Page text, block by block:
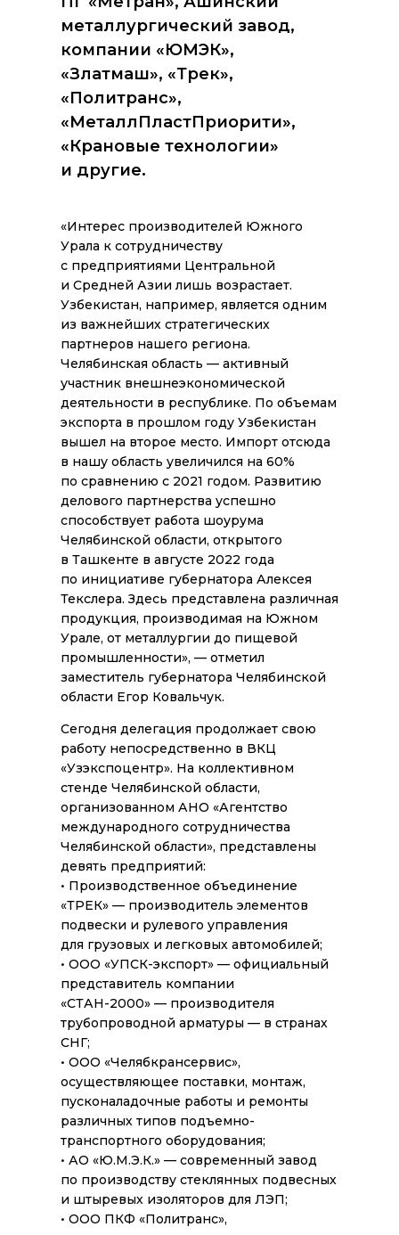
металлургический завод,
компании «ЮМЭК»,
«Златмаш», «Трек»,
«Политранс»,
«МеталлПластПриорити»,
«Крановые технологии»
и другие.
«Интерес производителей Южного
Урала к сотрудничеству
с предприятиями Центральной
и Средней Азии лишь возрастает.
Узбекистан, например, является одним
из важнейших стратегических
партнеров нашего региона.
Челябинская область — активный
участник внешнеэкономической
деятельности в республике. По объемам
экспорта в прошлом году Узбекистан
вышел на второе место. Импорт отсюда
в нашу область увеличился на 60%
по сравнению с 2021 годом. Развитию
делового партнерства успешно
способствует работа шоурума
Челябинской области, открытого
в Ташкенте в августе 2022 года
по инициативе губернатора Алексея
Текслера. Здесь представлена различная
продукция, производимая на Южном
Урале, от металлургии до пищевой
промышленности», — отметил
заместитель губернатора Челябинской
области Егор Ковальчук.
Сегодня делегация продолжает свою
работу непосредственно в ВКЦ
«Узэкспоцентр». На коллективном
стенде Челябинской области,
организованном АНО «Агентство
международного сотрудничества
Челябинской области», представлены
девять предприятий:
• Производственное объединение
«ТРЕК» — производитель элементов
подвески и рулевого управления
для грузовых и легковых автомобилей;
• ООО «УПСК-экспорт» — официальный
представитель компании
«СТАН-2000» — производителя
трубопроводной арматуры — в странах
СНГ;
• ООО «Челябкрансервис»,
осуществляющее поставки, монтаж,
пусконаладочные работы и ремонты
различных типов подъемно-
транспортного оборудования;
• АО «Ю.М.Э.К.» — современный завод
по производству стеклянных подвесных
и штыревых изоляторов для ЛЭП;
• ООО ПКФ «Политранс»,